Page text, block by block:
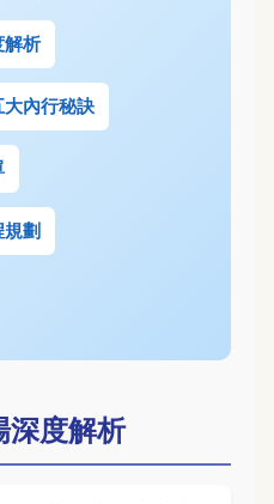
解析
內行秘訣
劃
深度解析